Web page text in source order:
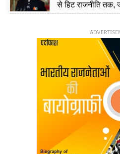
से हिट राजनीति तक,